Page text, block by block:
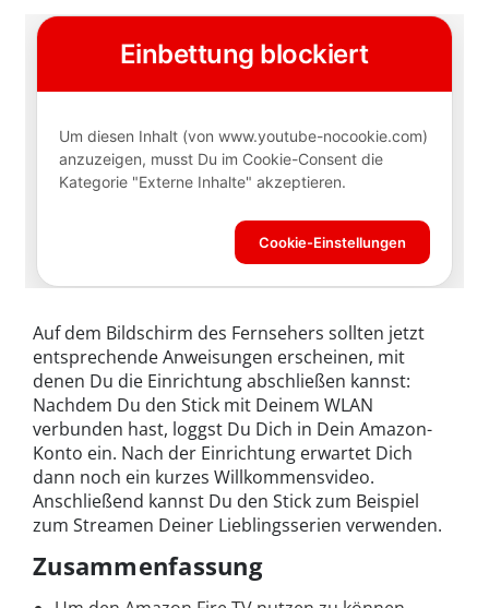
Auf dem Bildschirm des Fernsehers sollten jetzt
entsprechende Anweisungen erscheinen, mit
denen Du die Einrichtung abschließen kannst:
Nachdem Du den Stick mit Deinem WLAN
verbunden hast, loggst Du Dich in Dein Amazon-
Konto ein. Nach der Einrichtung erwartet Dich
dann noch ein kurzes Willkommensvideo.
Anschließend kannst Du den Stick zum Beispiel
zum Streamen Deiner Lieblingsserien verwenden.
Zusammenfassung